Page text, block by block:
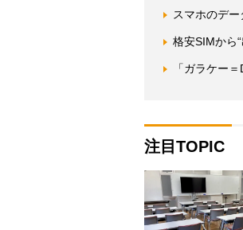
スマホのデ
格安SIMから
「ガラケー
注目TOPIC